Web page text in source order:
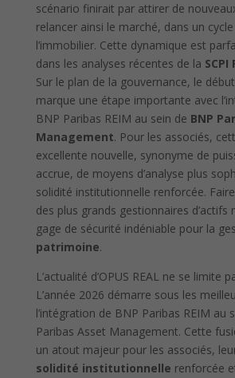
scénario finirait par attirer de
relancer ainsi le marché, dans un
l’immobilier. Cette dynamique est
dans les analyses récentes de la
Sur le plan de la gouvernance, le
marque une étape importante avec
BNP Paribas REIM au sein de BNP
Management. Pour les associés,
excellente nouvelle, synonyme de
accrue, de moyens d’analyse plus
solidité institutionnelle renforcée. Faire
des plus grands gestionnaires d’actifs
gage de sécurité indéniable pour la
patrimoine.
L’actualité d’OPUS REAL ne se limite
L’année 2026 démarre sous les
l’intégration de BNP Paribas REIM au
Paribas Asset Management. Cette
un atout majeur pour les associés,
solidité institutionnelle renforcée